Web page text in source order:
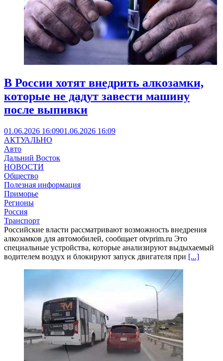
В России хотят внедрить алкозамки,
которые не дадут завести машину
после выпивки
01.06.2026 16:0901.06.2026 16:09
АКТУАЛЬНО
Авто
Дальний Восток
НОВОСТИ
Общество
Полезная информация
Приморье
Регионы
Россия
Транспорт
Российские власти рассматривают возможность внедрения
алкозамков для автомобилей, сообщает otvprim.ru Это
специальные устройства, которые анализируют выдыхаемый
водителем воздух и блокируют запуск двигателя при [...]